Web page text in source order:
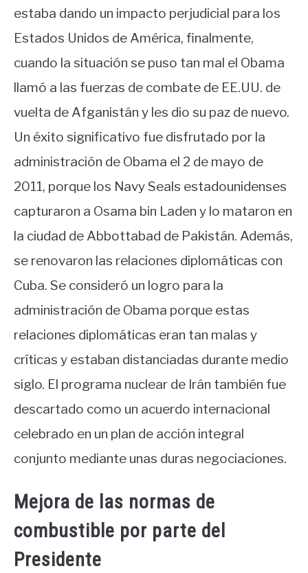
estaba dando un impacto perjudicial para los
Estados Unidos de América, finalmente,
cuando la situación se puso tan mal el Obama
llamó a las fuerzas de combate de EE.UU. de
vuelta de Afganistán y les dio su paz de nuevo.
Un éxito significativo fue disfrutado por la
administración de Obama el 2 de mayo de
2011, porque los Navy Seals estadounidenses
capturaron a Osama bin Laden y lo mataron en
la ciudad de Abbottabad de Pakistán. Además,
se renovaron las relaciones diplomáticas con
Cuba. Se consideró un logro para la
administración de Obama porque estas
relaciones diplomáticas eran tan malas y
críticas y estaban distanciadas durante medio
siglo. El programa nuclear de Irán también fue
descartado como un acuerdo internacional
celebrado en un plan de acción integral
conjunto mediante unas duras negociaciones.
Mejora de las normas de
combustible por parte del
Presidente